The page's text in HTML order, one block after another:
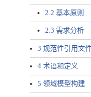
2.2 基本原则
2.3 需求分析
3 规范性引用文
4 术语和定义
5 领域模型构建